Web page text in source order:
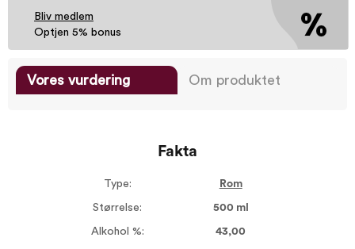
Bliv medlem
Optjen 5% bonus
Vores vurdering Om produktet
Fakta
Type: Rom
Størrelse: 500 ml
Alkohol %: 43,00